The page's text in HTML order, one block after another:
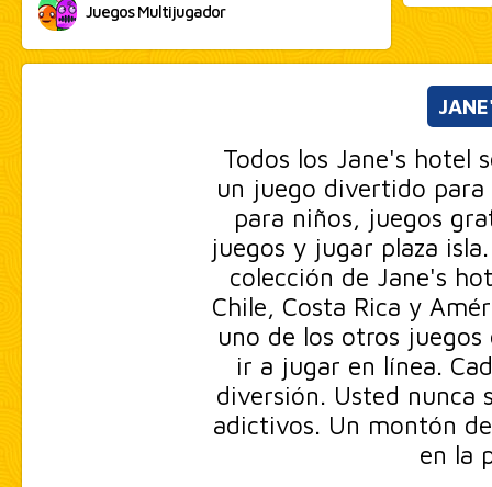
Juegos Multijugador
Todos los Jane's hotel
un juego divertido
para niños, juegos
juegos y jugar plaza
colección de Jane's
Chile, Costa Rica y
uno de los otros
ir a jugar en línea.
diversión. Usted nunca
adictivos. Un montón
en la